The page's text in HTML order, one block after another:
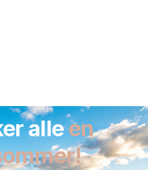
ledende merker.